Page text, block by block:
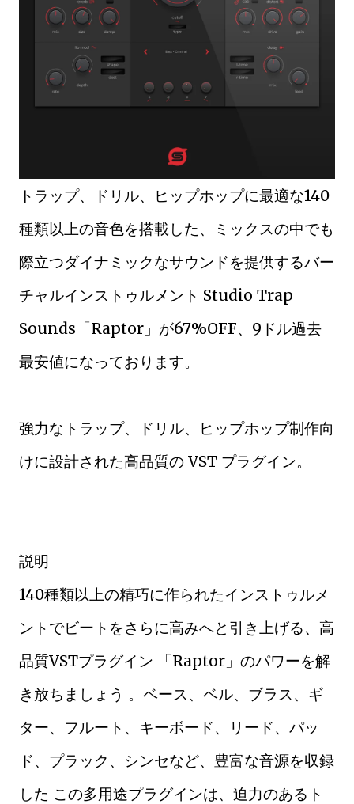
トラップ、ドリル、ヒップホップに最適な140
種類以上の音色を搭載した、ミックスの中でも
際立つダイナミックなサウンドを提供するバー
チャルインストゥルメント Studio Trap
Sounds「Raptor」が67%OFF、9ドル過去
最安値になっております。
強力なトラップ、ドリル、ヒップホップ制作向
けに設計された高品質の VST プラグイン。
説明
140種類以上の精巧に作られたインストゥルメ
ントでビートをさらに高みへと引き上げる、高
品質VSTプラグイン 「Raptor」のパワーを解
き放ちましょう 。ベース、ベル、ブラス、ギ
ター、フルート、キーボード、リード、パッ
ド、プラック、シンセなど、豊富な音源を収録
した この多用途プラグインは、迫力のあるト